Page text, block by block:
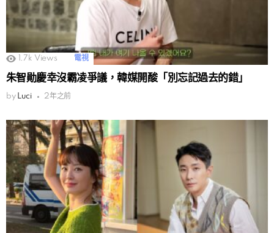
1.7k Views 電視
朱智勛慶幸沒霸凌爭議，韓媒開酸「別忘記過去的錯」
by Luci 2年之前